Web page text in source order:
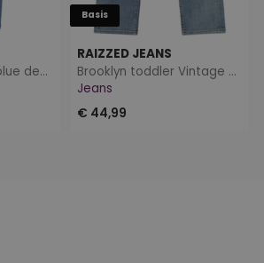
Tacoma medium blue denim
Basis
RAIZZED JEANS
Brooklyn toddler Vintage blue
Jeans
€ 44,99